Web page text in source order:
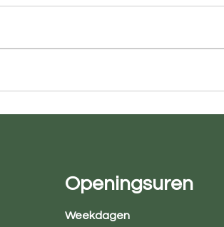
Openingsuren
Weekdagen